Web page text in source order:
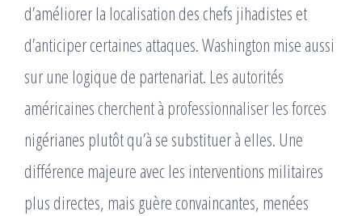
d’améliorer la localisation des chefs jihadistes et
d’anticiper certaines attaques. Washington mise aussi
sur une logique de partenariat. Les autorités
américaines cherchent à professionnaliser les forces
nigérianes plutôt qu’à se substituer à elles. Une
différence majeure avec les interventions militaires
plus directes, mais guère convaincantes, menées